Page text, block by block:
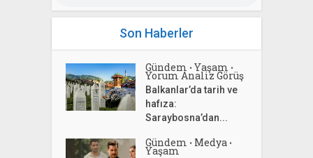
Son Haberler
Gündem • Yaşam •
Yorum Analiz Görüş
Balkanlar’da tarih ve
hafıza:
Saraybosna’dan...
Gündem • Medya •
Yaşam